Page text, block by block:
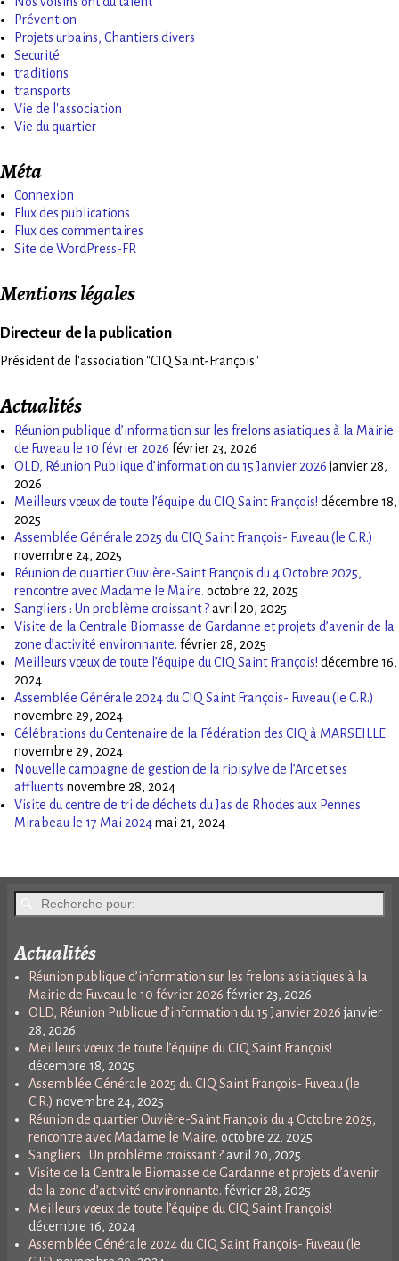
Prévention
Projets urbains, Chantiers divers
Securité
traditions
transports
Vie de l'association
Vie du quartier
Méta
Connexion
Flux des publications
Flux des commentaires
Site de WordPress-FR
Mentions légales
Directeur de la publication
Président de l'association "CIQ Saint-François"
Actualités
Réunion publique d’information sur les frelons asiatiques à la Mairie
de Fuveau le 10 février 2026 février 23, 2026
OLD, Réunion Publique d’information du 15 Janvier 2026 janvier 28,
2026
Meilleurs vœux de toute l’équipe du CIQ Saint François! décembre 18,
2025
Assemblée Générale 2025 du CIQ Saint François- Fuveau (le C.R.)
novembre 24, 2025
Réunion de quartier Ouvière-Saint François du 4 Octobre 2025,
rencontre avec Madame le Maire. octobre 22, 2025
Sangliers : Un problème croissant ?avril 20, 2025
Visite de la Centrale Biomasse de Gardanne et projets d’avenir de la
zone d’activité environnante. février 28, 2025
Meilleurs vœux de toute l’équipe du CIQ Saint François! décembre 16,
2024
Assemblée Générale 2024 du CIQ Saint François- Fuveau (le C.R.)
novembre 29, 2024
Célébrations du Centenaire de la Fédération des CIQ à MARSEILLE
novembre 29, 2024
Nouvelle campagne de gestion de la ripisylve de l’Arc et ses
affluents novembre 28, 2024
Visite du centre de tri de déchets du Jas de Rhodes aux Pennes
Mirabeau le 17 Mai 2024mai 21, 2024
Actualités
Réunion publique d’information sur les frelons asiatiques à la
Mairie de Fuveau le 10 février 2026 février 23, 2026
OLD, Réunion Publique d’information du 15 Janvier 2026 janvier
28, 2026
Meilleurs vœux de toute l’équipe du CIQ Saint François!
décembre 18, 2025
Assemblée Générale 2025 du CIQ Saint François- Fuveau (le
C.R.) novembre 24, 2025
Réunion de quartier Ouvière-Saint François du 4 Octobre 2025,
rencontre avec Madame le Maire. octobre 22, 2025
Sangliers : Un problème croissant ? avril 20, 2025
Visite de la Centrale Biomasse de Gardanne et projets d’avenir
de la zone d’activité environnante. février 28, 2025
Meilleurs vœux de toute l’équipe du CIQ Saint François!
décembre 16, 2024
Assemblée Générale 2024 du CIQ Saint François- Fuveau (le